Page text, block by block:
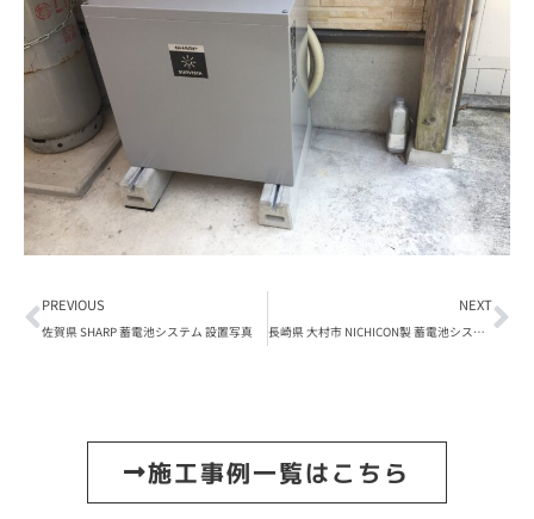
PREVIOUS
佐賀県 SHARP 蓄電池システム 設置写真
NEXT
長崎県 大村市 NICHICON製 蓄電池システム 設置写真
施工事例一覧はこちら